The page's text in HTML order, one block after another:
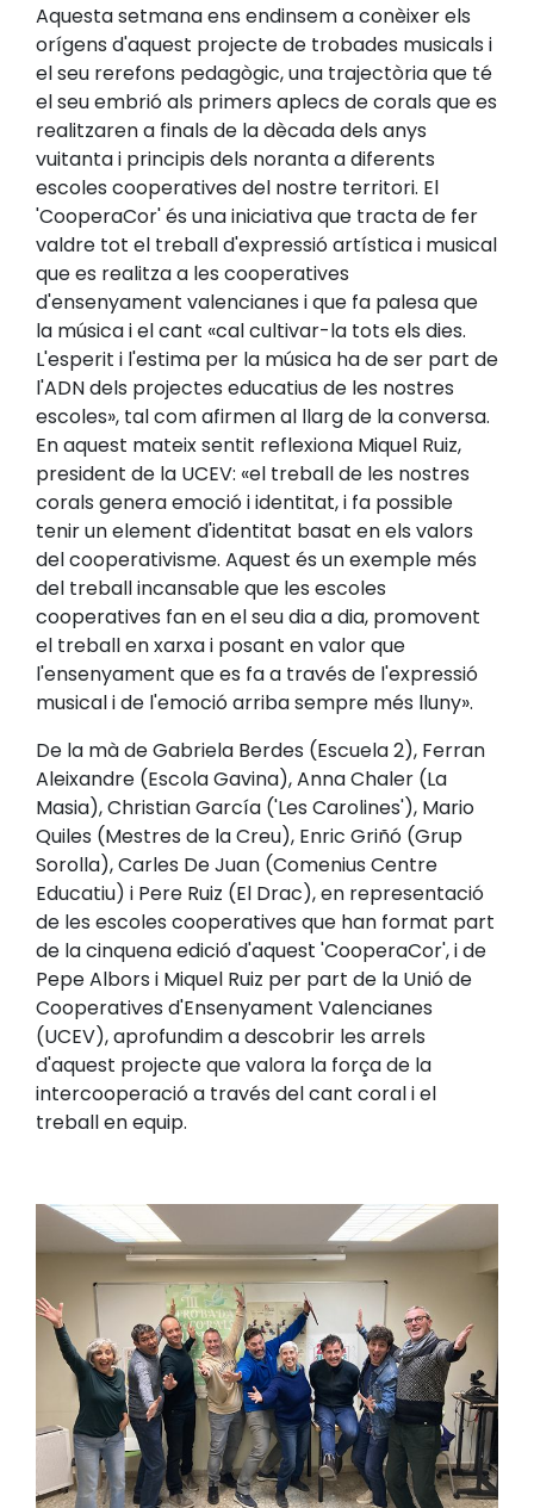
Aquesta setmana ens endinsem a conèixer els
orígens d'aquest projecte de trobades musicals i
el seu rerefons pedagògic, una trajectòria que té
el seu embrió als primers aplecs de corals que es
realitzaren a finals de la dècada dels anys
vuitanta i principis dels noranta a diferents
escoles cooperatives del nostre territori. El
'CooperaCor' és una iniciativa que tracta de fer
valdre tot el treball d'expressió artística i musical
que es realitza a les cooperatives
d'ensenyament valencianes i que fa palesa que
la música i el cant «cal cultivar-la tots els dies.
L'esperit i l'estima per la música ha de ser part de
l'ADN dels projectes educatius de les nostres
escoles», tal com afirmen al llarg de la conversa.
En aquest mateix sentit reflexiona Miquel Ruiz,
president de la UCEV: «el treball de les nostres
corals genera emoció i identitat, i fa possible
tenir un element d'identitat basat en els valors
del cooperativisme. Aquest és un exemple més
del treball incansable que les escoles
cooperatives fan en el seu dia a dia, promovent
el treball en xarxa i posant en valor que
l'ensenyament que es fa a través de l'expressió
musical i de l'emoció arriba sempre més lluny».
De la mà de Gabriela Berdes (Escuela 2), Ferran
Aleixandre (Escola Gavina), Anna Chaler (La
Masia), Christian García ('Les Carolines'), Mario
Quiles (Mestres de la Creu), Enric Griñó (Grup
Sorolla), Carles De Juan (Comenius Centre
Educatiu) i Pere Ruiz (El Drac), en representació
de les escoles cooperatives que han format part
de la cinquena edició d'aquest 'CooperaCor', i de
Pepe Albors i Miquel Ruiz per part de la Unió de
Cooperatives d'Ensenyament Valencianes
(UCEV), aprofundim a descobrir les arrels
d'aquest projecte que valora la força de la
intercooperació a través del cant coral i el
treball en equip.